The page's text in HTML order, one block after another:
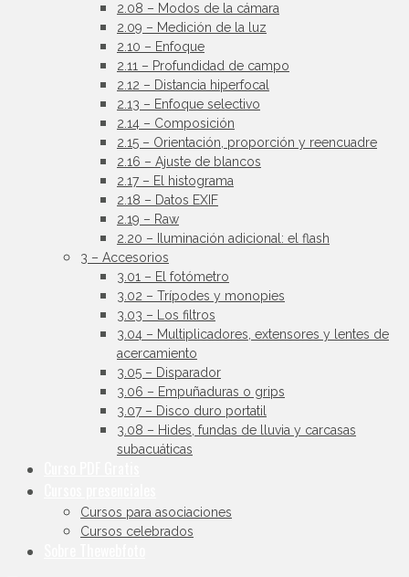
2.08 – Modos de la cámara
2.09 – Medición de la luz
2.10 – Enfoque
2.11 – Profundidad de campo
2.12 – Distancia hiperfocal
2.13 – Enfoque selectivo
2.14 – Composición
2.15 – Orientación, proporción y reencuadre
2.16 – Ajuste de blancos
2.17 – El histograma
2.18 – Datos EXIF
2.19 – Raw
2.20 – Iluminación adicional: el flash
3 – Accesorios
3.01 – El fotómetro
3.02 – Trípodes y monopies
3.03 – Los filtros
3.04 – Multiplicadores, extensores y lentes de
acercamiento
3.05 – Disparador
3.06 – Empuñaduras o grips
3.07 – Disco duro portatil
3.08 – Hides, fundas de lluvia y carcasas
subacuáticas
Cursos para asociaciones
Cursos celebrados